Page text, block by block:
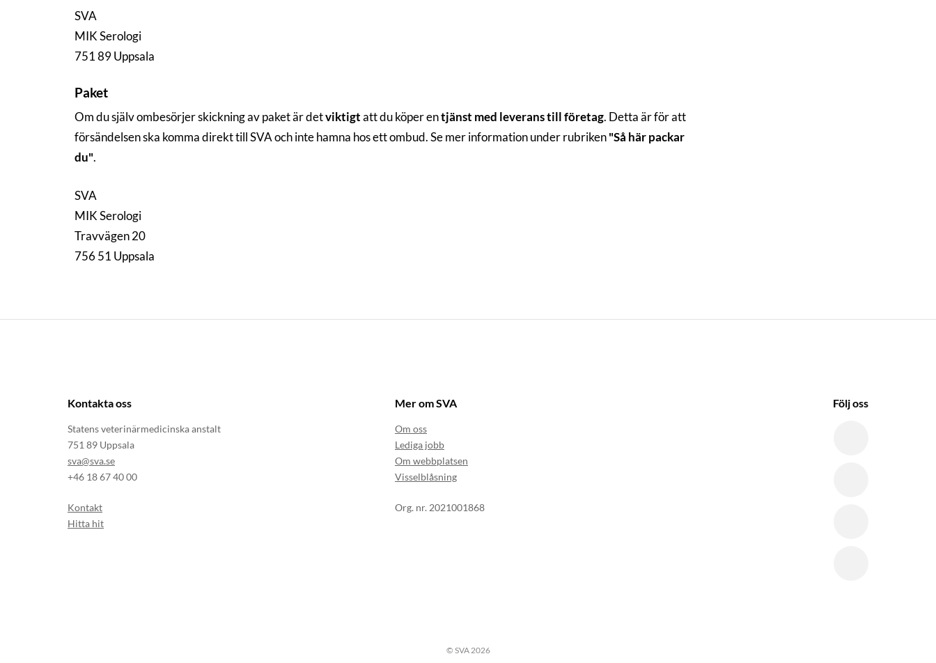
SVA
MIK Serologi
751 89 Uppsala
Paket
Om du själv ombesörjer skickning av paket är detviktigtatt du köper entjänst med leverans till företag. Detta är för att
försändelsen ska komma direkt till SVA och inte hamna hos ett ombud. Se mer information under rubriken"Så här packar
du".
SVA
MIK Serologi
Travvägen 20
756 51 Uppsala
Kontakta oss
Statens veterinärmedicinska anstalt
751 89 Uppsala
sva@sva.se
+46 18 67 40 00
Kontakt
Hitta hit
Mer om SVA
Om oss
Lediga jobb
Om webbplatsen
Visselblåsning
Org. nr. 2021001868
Följ oss
© SVA 2026